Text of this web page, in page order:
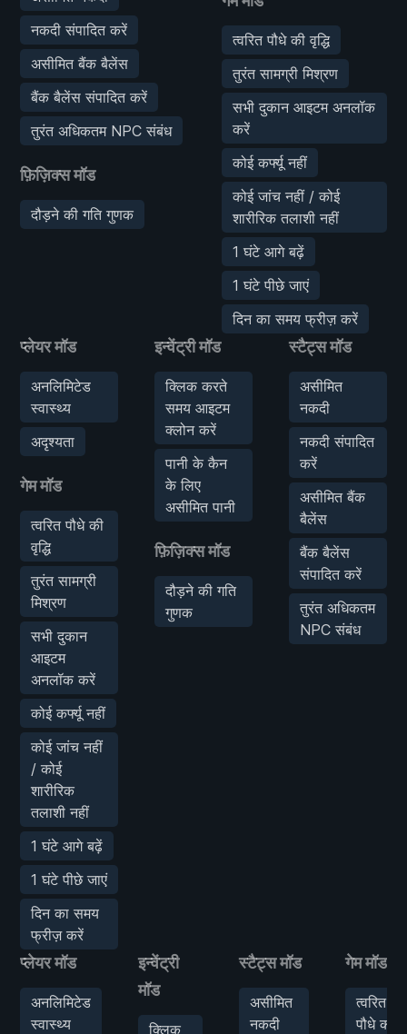
नकदी संपादित करें
असीमित बैंक बैलेंस
बैंक बैलेंस संपादित करें
तुरंत अधिकतम NPC संबंध
फ़िज़िक्स मॉड
दौड़ने की गति गुणक
त्वरित पौधे की वृद्धि
तुरंत सामग्री मिश्रण
सभी दुकान आइटम अनलॉक
करें
कोई कर्फ्यू नहीं
कोई जांच नहीं / कोई
शारीरिक तलाशी नहीं
1 घंटे आगे बढ़ें
1 घंटे पीछे जाएं
दिन का समय फ्रीज़ करें
प्लेयर मॉड
अनलिमिटेड
स्वास्थ्य
अदृश्यता
गेम मॉड
त्वरित पौधे की
वृद्धि
तुरंत सामग्री
मिश्रण
सभी दुकान
आइटम
अनलॉक करें
कोई कर्फ्यू नहीं
कोई जांच नहीं
/ कोई
शारीरिक
तलाशी नहीं
1 घंटे आगे बढ़ें
1 घंटे पीछे जाएं
दिन का समय
फ्रीज़ करें
इन्वेंट्री मॉड
क्लिक करते
समय आइटम
क्लोन करें
पानी के कैन
के लिए
असीमित पानी
फ़िज़िक्स मॉड
दौड़ने की गति
गुणक
स्टैट्स मॉड
असीमित
नकदी
नकदी संपादित
करें
असीमित बैंक
बैलेंस
बैंक बैलेंस
संपादित करें
तुरंत अधिकतम
NPC संबंध
प्लेयर मॉड
अनलिमिटेड
स्वास्थ्य
इन्वेंट्री
मॉड
क्लिक
स्टैट्स मॉड
असीमित
नकदी
गेम मॉड
त्वरित
पौधे की